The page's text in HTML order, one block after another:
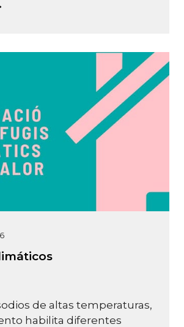
de altas temperaturas,
habilita diferentes